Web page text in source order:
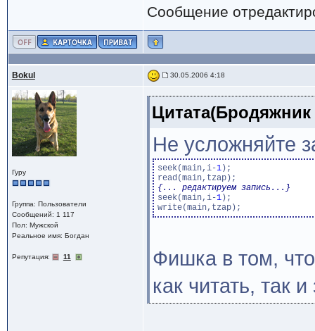
Сообщение
Bokul 30.05.2006 4:18
Гуру
Группа: Пользователи
Сообщений: 1 117
Пол: Мужской
Реальное имя: Богдан
Репутация: 11
Цитата(Бродяжник
Не усложняйте
seek(main,i-1);
{... редактируем запись...}
seek(main,i-1);
Фишка в том,
как читать, так